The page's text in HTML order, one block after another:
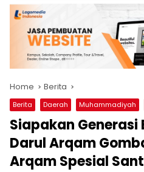
Home Berita
Berita Daerah Muhammadiyah
Siapakan Generasi
Darul Arqam
Arqam Spesial